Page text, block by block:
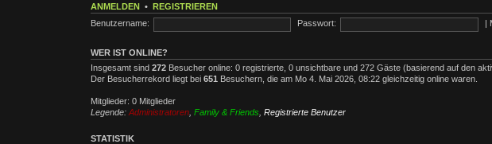
ANMELDEN •REGISTRIEREN
Benutzername:
Passwort:
WER IST ONLINE?
Insgesamt sind272 Besucher online: 0 registrierte, 0 unsichtbare und 272 Gäste (basierend auf den
Der Besucherrekord liegt bei651 Besuchern, die am Mo 4. Mai 2026, 08:22 gleichzeitig online waren.
Mitglieder: 0 Mitglieder
Legende:Administratoren ,Family & Friends ,Registrierte Benutzer
STATISTIK